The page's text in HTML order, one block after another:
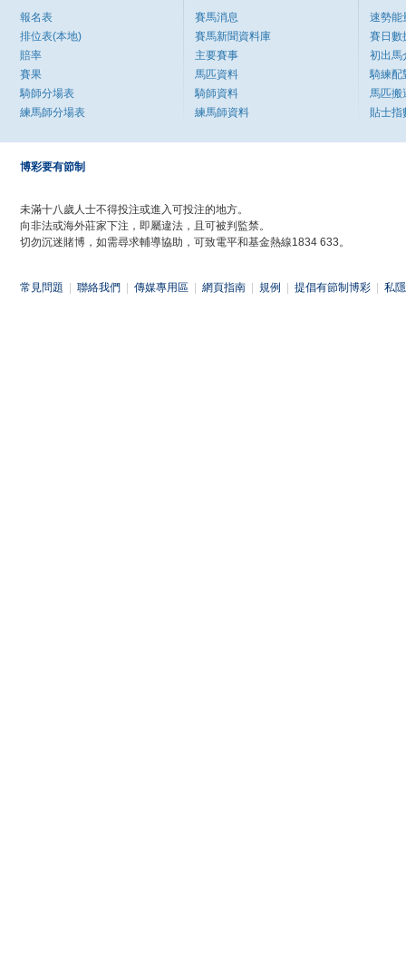
報名表
排位表(本地)
賠率
賽果
騎師分場表
練馬師分場表
賽馬消息
賽馬新聞資料庫
主要賽事
馬匹資料
騎師資料
練馬師資料
速勢能
賽日數
初出馬
騎練配
馬匹搬
貼士指
博彩要有節制
未滿十八歲人士不得投注或進入可投注的地方。
向非法或海外莊家下注，即屬違法，且可被判監禁。
切勿沉迷賭博，如需尋求輔導協助，可致電平和基金熱線1834 633。
常見問題 聯絡我們 傳媒專用區 網頁指南 規例 提倡有節制博彩 私